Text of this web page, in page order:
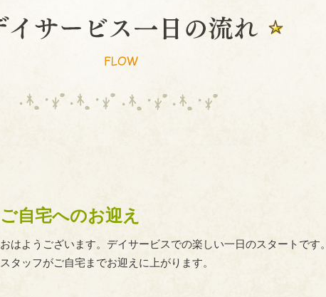
ご自宅へのお迎え
おはようございます。デイサービスでの楽しい一日のスタートです。
スタッフがご自宅までお迎えに上がります。